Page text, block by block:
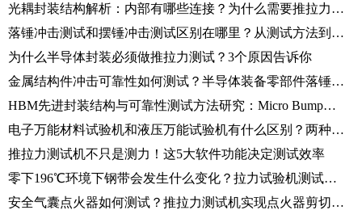
光耦封装结构解析：内部有哪些连接？为什么需要推拉力测试仪验证？
落锤冲击测试和摆锤冲击测试区别在哪里？从测试方法到应用场景解析
为什么半导体封装必须做推拉力测试？3个原因告诉你
金属结构件冲击可靠性如何测试？半导体装备零部件落锤冲击试验方法解析
HBM先进封装结构与可靠性测试方法研究：Micro Bump剪切测试技术解析
电子万能材料试验机和液压万能试验机有什么区别？两种试验机选型建议
推拉力测试机不只是测力！这5大软件功能决定测试效率
零下196℃环境下钢带会发生什么变化？拉力试验机测试全过程解析
安全气囊点火器如何测试？推拉力测试机实现点火器剪切力检测